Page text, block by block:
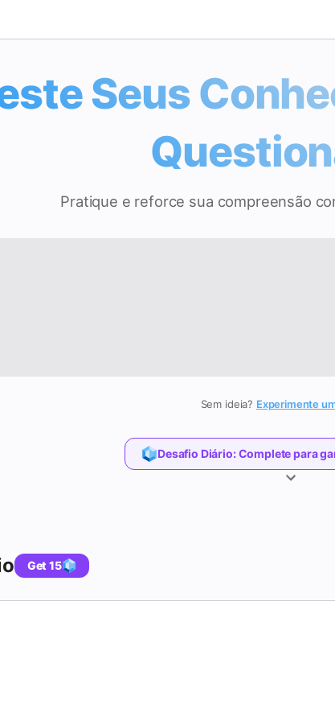
Seus
Pratique e reforce sua compreensão
Sem ideia? Experimente
Desafio Diário:Complete para
Get 15